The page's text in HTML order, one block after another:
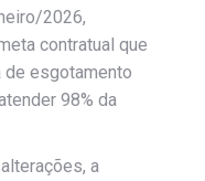
2026,
contratual que
esgotamento
98% da
a